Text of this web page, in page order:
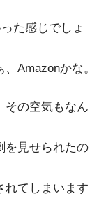
た感じでしょ
Amazonかな。
その空気もなん
を見せられたの
れてしまいます